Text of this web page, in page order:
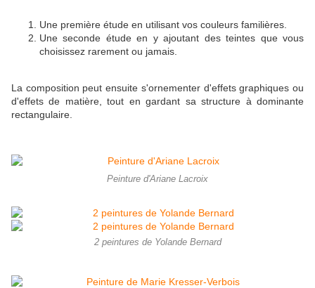
Une première étude en utilisant vos couleurs familières.
Une seconde étude en y ajoutant des teintes que vous
choisissez rarement ou jamais.
La composition peut ensuite s'ornementer d'effets graphiques ou
d'effets de matière, tout en gardant sa structure à dominante
rectangulaire.
Peinture d'Ariane Lacroix
2 peintures de Yolande Bernard